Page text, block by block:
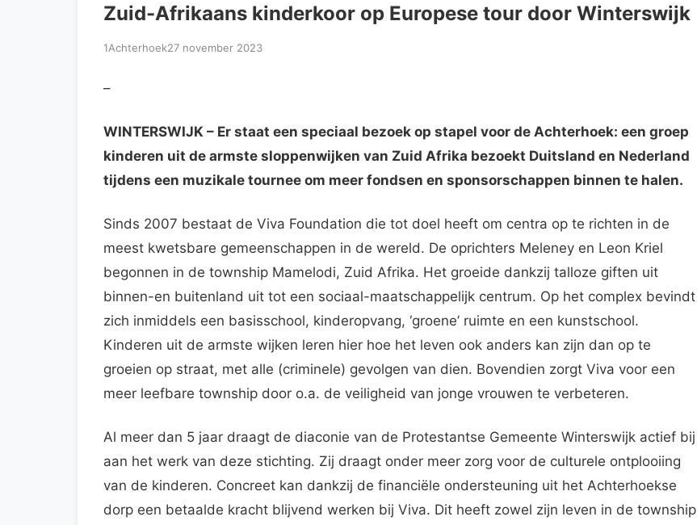
Zuid-Afrikaans kinderkoor op Europese tour door Winterswijk
1Achterhoek27 november 2023
–
WINTERSWIJK – Er staat een speciaal bezoek op stapel voor de Achterhoek: een groep
kinderen uit de armste sloppenwijken van Zuid Afrika bezoekt Duitsland en Nederland
tijdens een muzikale tournee om meer fondsen en sponsorschappen binnen te halen.
Sinds 2007 bestaat de Viva Foundation die tot doel heeft om centra op te richten in de
meest kwetsbare gemeenschappen in de wereld. De oprichters Meleney en Leon Kriel
begonnen in de township Mamelodi, Zuid Afrika. Het groeide dankzij talloze giften uit
binnen-en buitenland uit tot een sociaal-maatschappelijk centrum. Op het complex bevindt
zich inmiddels een basisschool, kinderopvang, ‘groene’ ruimte en een kunstschool.
Kinderen uit de armste wijken leren hier hoe het leven ook anders kan zijn dan op te
groeien op straat, met alle (criminele) gevolgen van dien. Bovendien zorgt Viva voor een
meer leefbare township door o.a. de veiligheid van jonge vrouwen te verbeteren.
Al meer dan 5 jaar draagt de diaconie van de Protestantse Gemeente Winterswijk actief bij
aan het werk van deze stichting. Zij draagt onder meer zorg voor de culturele ontplooiing
van de kinderen. Concreet kan dankzij de financiële ondersteuning uit het Achterhoekse
dorp een betaalde kracht blijvend werken bij Viva. Dit heeft zowel zijn leven in de township